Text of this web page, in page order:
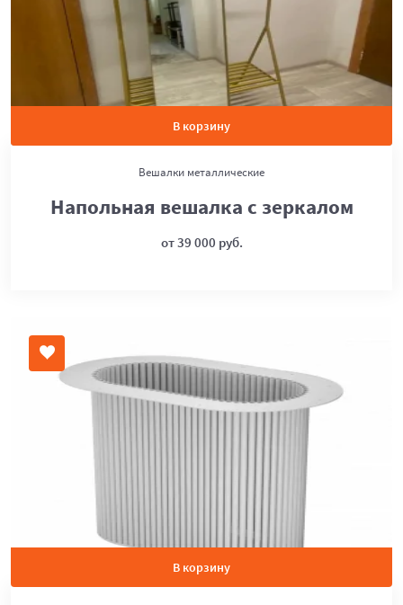
В корзину
Вешалки металлические
Напольная вешалка с зеркалом
от 39 000 руб.
В корзину